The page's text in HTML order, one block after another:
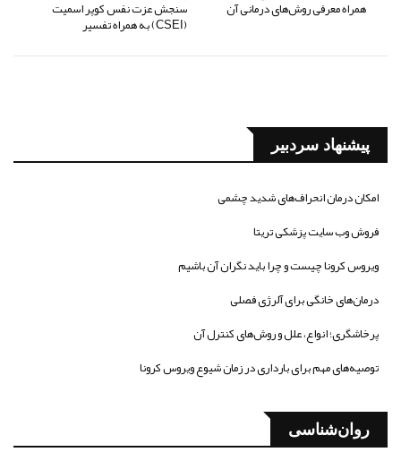
همراه معرفی روش‌های درمانی آن سنجش عزت نفس کوپر اسمیت
(CSEI) به همراه تفسیر
پیشنهاد سردبیر
امکان درمان انحراف‌های شدید چشمی
فروش وب سایت پزشکی تریتا
ویروس کرونا چیست و چرا باید نگران آن باشیم
درمان‌های خانگی برای آلرژی فصلی
پرخاشگری؛ انواع، علل و روش‌های کنترل آن
توصیه‌های مهم برای بارداری در زمان شیوع ویروس کرونا
روان‌شناسی